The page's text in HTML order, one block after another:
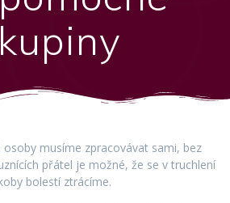
osoby musíme zpracovávat sami, bez
přátel je možné, že se v truchlení
bolestí ztrácíme.